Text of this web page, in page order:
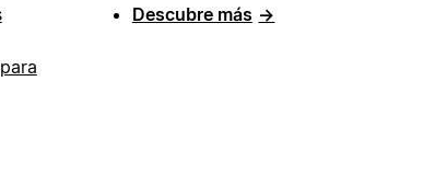
Descubre más →